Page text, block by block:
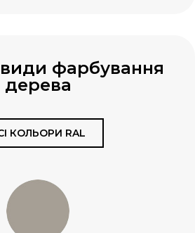
фарбування
дерева
КОЛЬОРИ RAL